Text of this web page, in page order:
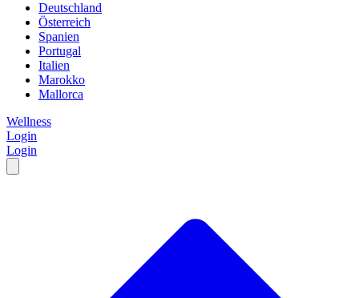
Deutschland
Österreich
Spanien
Portugal
Italien
Marokko
Mallorca
Wellness
Login
Login